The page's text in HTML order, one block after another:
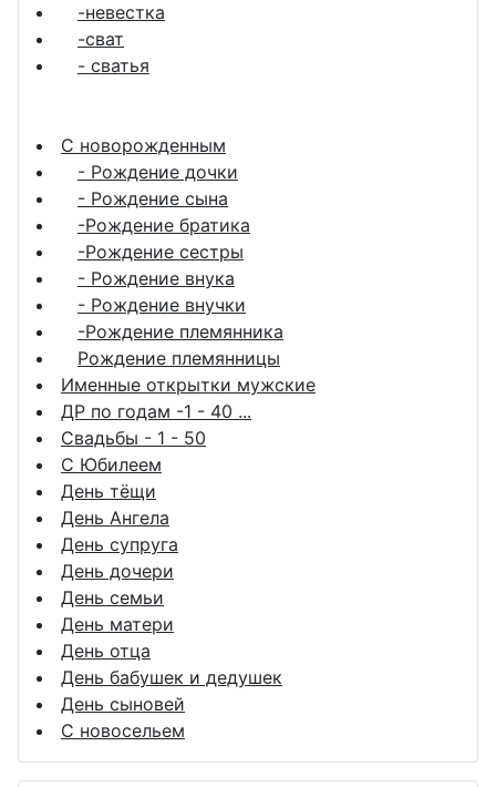
-невестка
-сват
- сватья
С новорожденным
- Рождение дочки
- Рождение сына
-Рождение братика
-Рождение сестры
- Рождение внука
- Рождение внучки
-Рождение племянника
Рождение племянницы
Именные открытки мужские
ДР по годам -1 - 40 ...
Свадьбы - 1 - 50
С Юбилеем
День тёщи
День Ангела
День супруга
День дочери
День семьи
День матери
День отца
День бабушек и дедушек
День сыновей
С новосельем